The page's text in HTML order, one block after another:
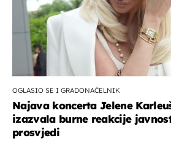
OGLASIO SE I GRADONAČELNIK
Najava koncerta Jelene
izazvala burne reakcije
prosvjedi